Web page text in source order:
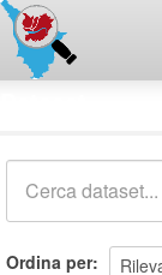
Ordina per